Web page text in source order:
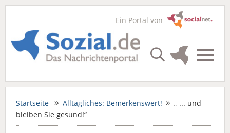
Ein Portal von
Startseite Alltägliches: Bemerkenswert!
„ ... und
bleiben Sie gesund!“